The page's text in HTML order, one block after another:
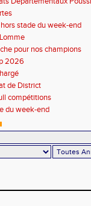
stade du week-end
pour nos champions
2026
de District
compétitions
du week-end